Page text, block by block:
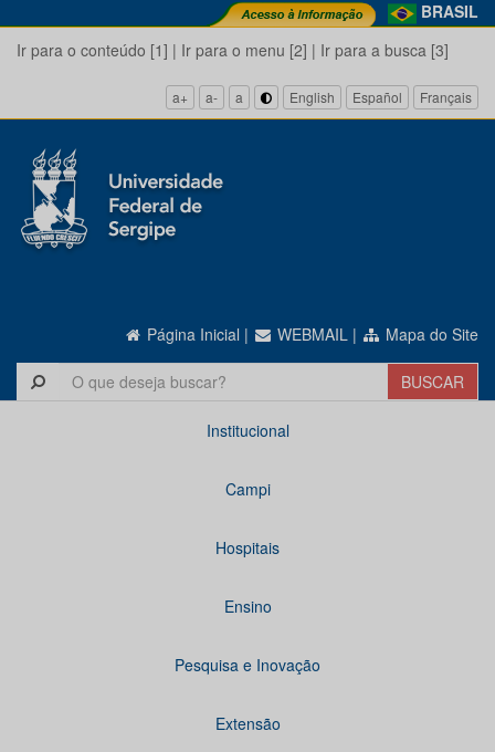
BRASIL
Ir para o conteúdo [1] | Ir para o menu [2] | Ir para a busca [3]
a+ a- a English Español Français
Página Inicial | WEBMAIL | Mapa do Site
Institucional
Campi
Hospitais
Ensino
Pesquisa e Inovação
Extensão